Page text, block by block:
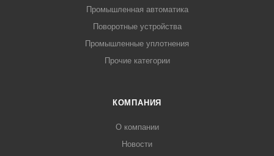
Промышленная автоматика
Поворотные устройства
Промышленные уплотнения
Прочие категории
КОМПАНИЯ
О компании
Новости